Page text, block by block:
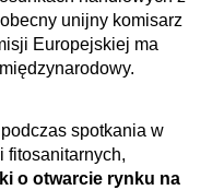
unijny komisarz
Europejskiej ma
spotkania w
fitosanitarnych,
o otwarcie rynku na